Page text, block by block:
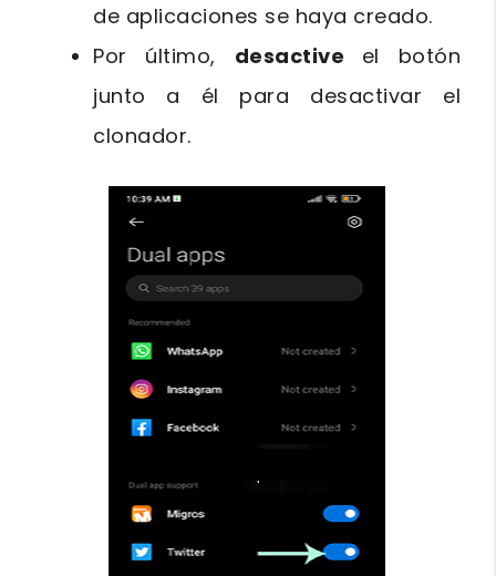
de aplicaciones se haya creado.
Por último, desactive el botón
junto a él para desactivar el
clonador.